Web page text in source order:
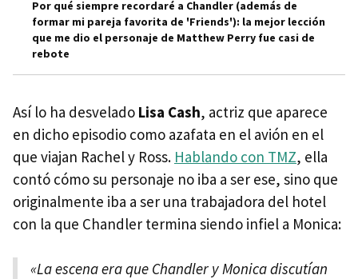
Por qué siempre recordaré a Chandler (además de
formar mi pareja favorita de 'Friends'): la mejor lección
que me dio el personaje de Matthew Perry fue casi de
rebote
Así lo ha desvelado Lisa Cash, actriz que aparece
en dicho episodio como azafata en el avión en el
que viajan Rachel y Ross. Hablando con TMZ, ella
contó cómo su personaje no iba a ser ese, sino que
originalmente iba a ser una trabajadora del hotel
con la que Chandler termina siendo infiel a Monica:
«La escena era que Chandler y Monica discutían